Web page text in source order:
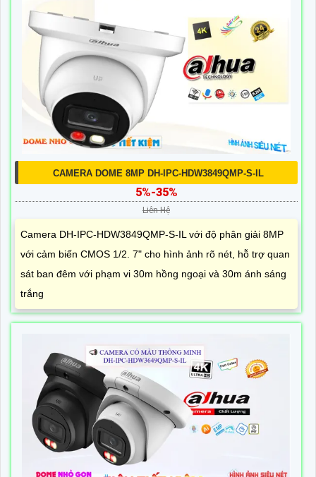
CAMERA DOME 8MP DH-IPC-HDW3849QMP-S-IL
5%-35%
Liên Hệ
Camera DH-IPC-HDW3849QMP-S-IL với độ phân giải 8MP
với cảm biến CMOS 1/2. 7" cho hình ảnh rõ nét, hỗ trợ quan
sát ban đêm với phạm vi 30m hồng ngoại và 30m ánh sáng
trắng